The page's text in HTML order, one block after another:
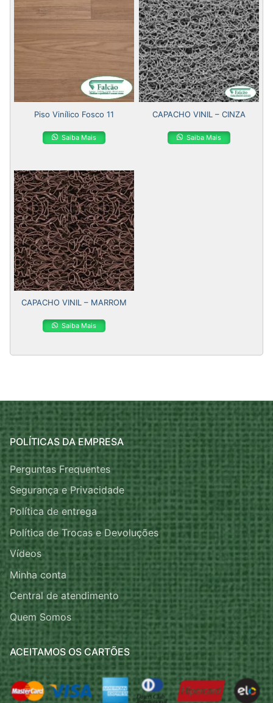
Piso Vinílico Fosco 11
Saiba Mais
CAPACHO VINIL – CINZA
Saiba Mais
CAPACHO VINIL – MARROM
Saiba Mais
POLÍTICAS DA EMPRESA
Perguntas Frequentes
Segurança e Privacidade
Política de entrega
Política de Trocas e Devoluções
Vídeos
Minha conta
Central de atendimento
Quem Somos
ACEITAMOS OS CARTÕES